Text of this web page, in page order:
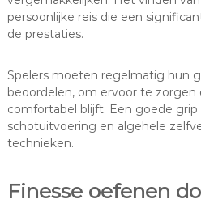
persoonlijke reis die een
de prestaties.
Spelers moeten regelmatig hun
beoordelen, om ervoor te
comfortabel blijft. Een goede
schotuitvoering en algehele
technieken.
Finesse oefenen